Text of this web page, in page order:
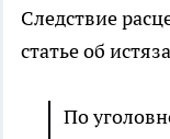
Следствие
статье об
По